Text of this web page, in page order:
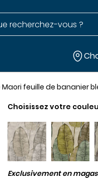
dans le site
feuille de bananier
Choisissez votre
Exclusivement en